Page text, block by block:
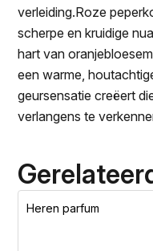
verleiding.Roze
scherpe en kruidige
hart van
een warme,
geursensatie creëert
verlangens te
Heren parfum